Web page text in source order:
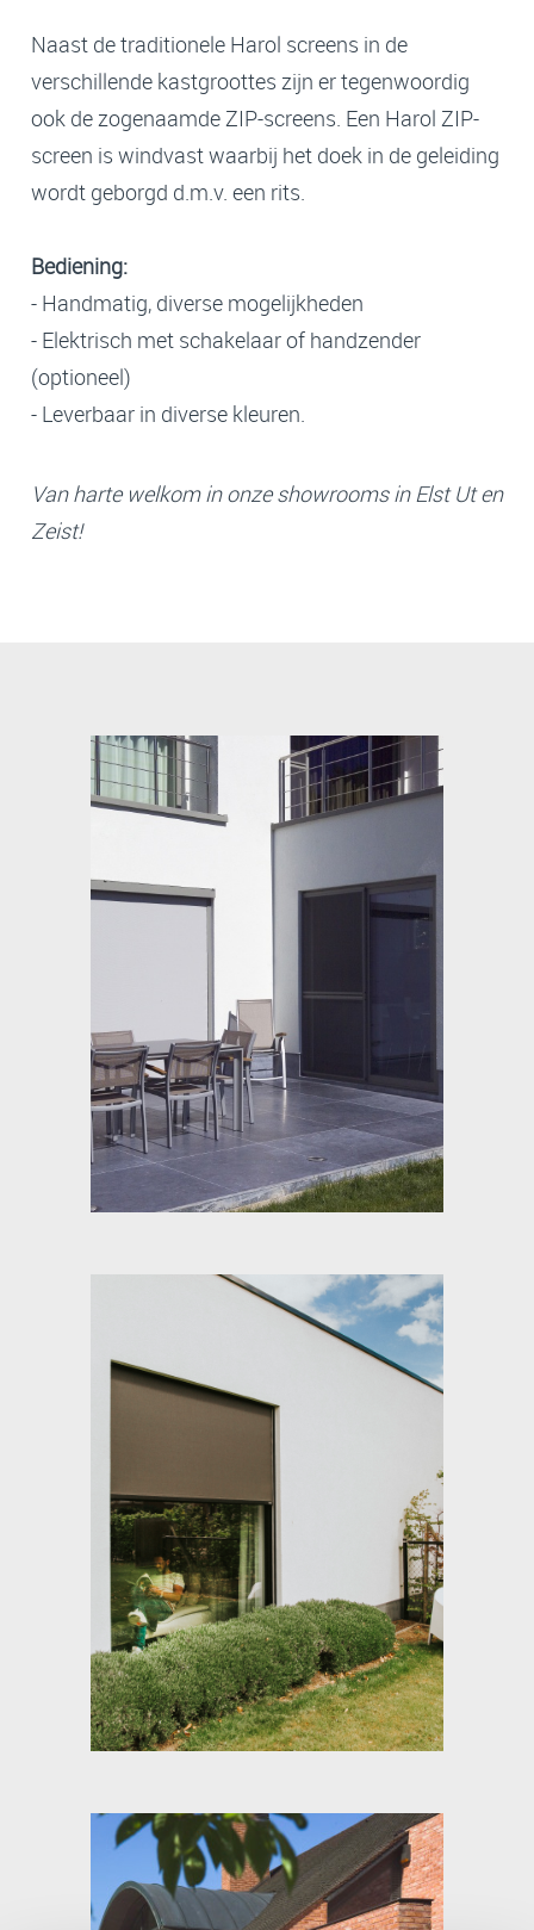
Naast de traditionele Harol screens in de
verschillende kastgroottes zijn er tegenwoordig
ook de zogenaamde ZIP-screens. Een Harol ZIP-
screen is windvast waarbij het doek in de geleiding
wordt geborgd d.m.v. een rits.
Bediening:
- Handmatig, diverse mogelijkheden
- Elektrisch met schakelaar of handzender
(optioneel)
- Leverbaar in diverse kleuren.
Van harte welkom in onze showrooms in Elst Ut en
Zeist!